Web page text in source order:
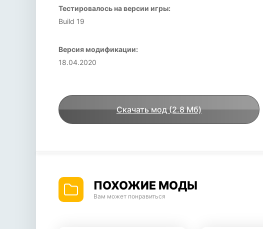
Тестировалось на версии игры:
Build 19
Версия модификации:
18.04.2020
Скачать мод (2.8 Мб)
ПОХОЖИЕ МОДЫ
Вам может понравиться